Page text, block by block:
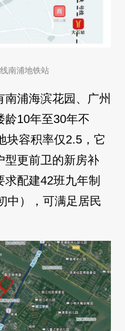
南浦地铁站
浦海滨花园、广州
龄10年至30年不
块容积率仅2.5，它
型更前卫的新房补
配建42班九年制
中），可满足居民